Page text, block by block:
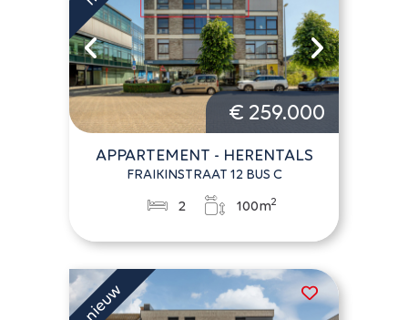
€ 259.000
APPARTEMENT - HERENTALS
FRAIKINSTRAAT 12 BUS C
2 100m2